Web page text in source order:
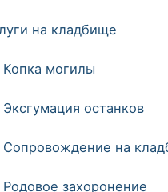
на кладбище
Копка могилы
Эксгумация останков
Сопровождение на
Родовое захоронение